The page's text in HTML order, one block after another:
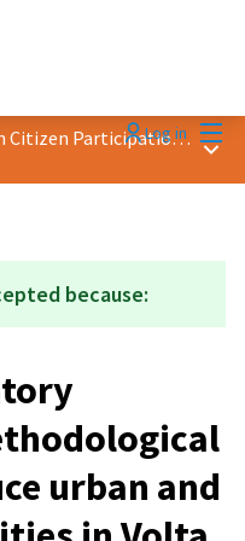
Log in
2019 Award &quot;Best Practice in Citizen Participation&quot; Main
because:
urban and